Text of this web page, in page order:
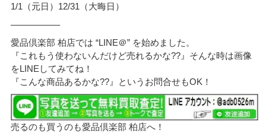
1/1（元日）12/31（大晦日）
—————–
愛品倶楽部 柏店では “LINE＠” を始めました。
『これもう使わないんだけど売れるかな??』そんな時は画像
をLINEしてみてね！
『こんな商品あるかな??』というお問合せもOK！
売るのも買うのも愛品倶楽部 柏店へ！